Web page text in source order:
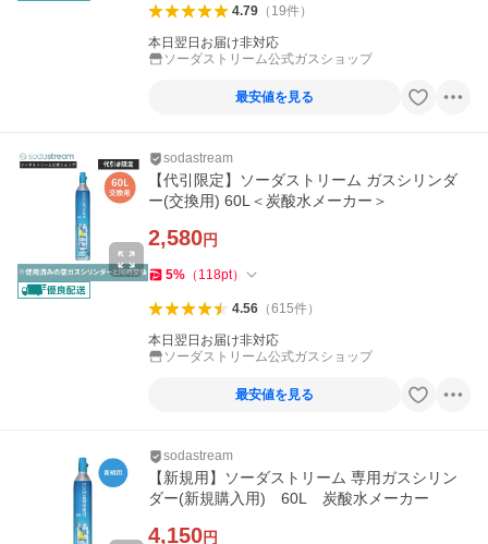
4.79（ 19件）
本日翌日お届け非対応
ソーダストリーム公式ガスショップ
最安値を見る
sodastream
【代引限定】ソーダストリーム ガスシリンダ
ー(交換用) 60L＜炭酸水メーカー＞
2,580円
5% （ 118pt）
4.56（615件）
本日翌日お届け非対応
ソーダストリーム公式ガスショップ
最安値を見る
sodastream
【新規用】ソーダストリーム 専用ガスシリン
ダー(新規購入用) 60L 炭酸水メーカー
4,150円